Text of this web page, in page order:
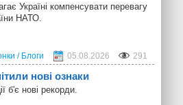
Україні компенсувати перевагу
НАТО.
/ Блоги 05.08.2026 291
нові ознаки
б'є нові рекорди.